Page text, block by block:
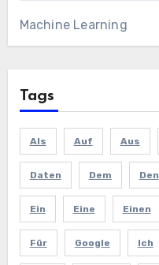
Machine Learning
Tags
Als Auf Aus
Daten Dem Den
Ein Eine Einen
Für Google Ich